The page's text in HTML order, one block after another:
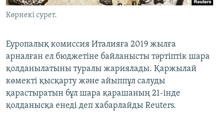
Көрнекі сурет.
Еуропалық комиссия Италияға 2019 жылға
арналған ел бюджетіне байланысты тәртіптік шара
қолданылатыны туралы жариялады. Қаржылай
көмекті қысқарту және айыппұл салуды
қарастыратын бұл шара қарашаның 21-інде
қолданысқа енеді деп хабарлайды Reuters.